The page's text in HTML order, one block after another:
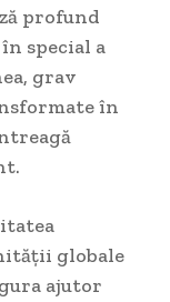
profund
special a
grav
în
globale
ajutor